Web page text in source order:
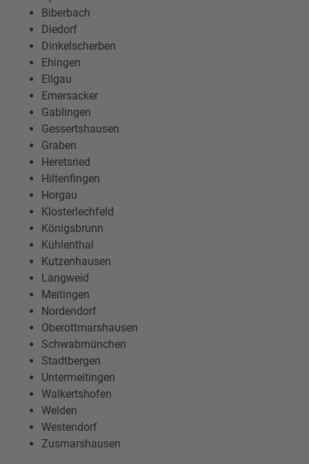
Biberbach
Diedorf
Dinkelscherben
Ehingen
Ellgau
Emersacker
Gablingen
Gessertshausen
Graben
Heretsried
Hiltenfingen
Horgau
Klosterlechfeld
Königsbrunn
Kühlenthal
Kutzenhausen
Langweid
Meitingen
Nordendorf
Oberottmarshausen
Schwabmünchen
Stadtbergen
Untermeitingen
Walkertshofen
Welden
Westendorf
Zusmarshausen